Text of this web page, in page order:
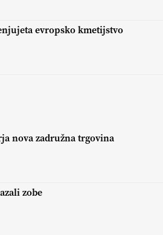
evropsko kmetijstvo
nova zadružna trgovina
zobe